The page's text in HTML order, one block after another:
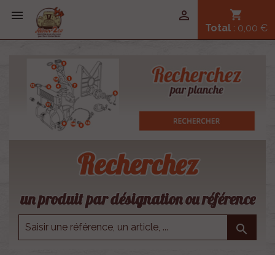
 shopping_cart
Total : 0,00 €

Recherchez
un produit par désignation ou référence
